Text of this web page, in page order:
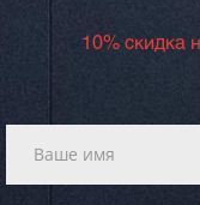
10% скидка